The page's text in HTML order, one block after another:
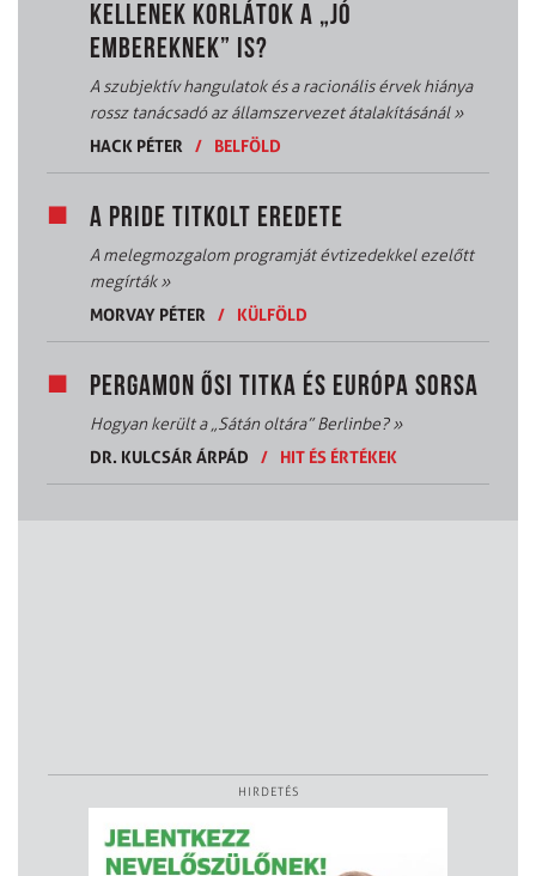
KELLENEK KORLÁTOK A „JÓ
EMBEREKNEK” IS?
A szubjektív hangulatok és a racionális érvek hiánya
rossz tanácsadó az államszervezet átalakításánál»
HACK PÉTER
/ BELFÖLD
A PRIDE TITKOLT EREDETE
A melegmozgalom programját évtizedekkel ezelőtt
megírták»
MORVAY PÉTER
/ KÜLFÖLD
PERGAMON ŐSI TITKA ÉS EURÓPA SORSA
Hogyan került a „Sátán oltára” Berlinbe?»
DR. KULCSÁR ÁRPÁD
/ HIT ÉS ÉRTÉKEK
HIRDETÉS